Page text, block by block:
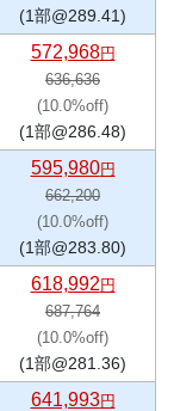
(1部@289.41)
572,968円
636,636
(10.0%off)
(1部@286.48)
595,980円
662,200
(10.0%off)
(1部@283.80)
618,992円
687,764
(10.0%off)
(1部@281.36)
641,993円